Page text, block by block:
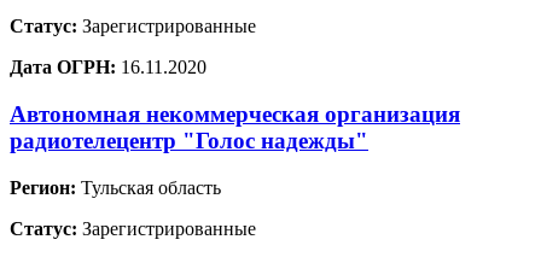
Статус: Зарегистрированные
Дата ОГРН: 16.11.2020
Автономная некоммерческая организация
радиотелецентр "Голос надежды"
Регион: Тульская область
Статус: Зарегистрированные